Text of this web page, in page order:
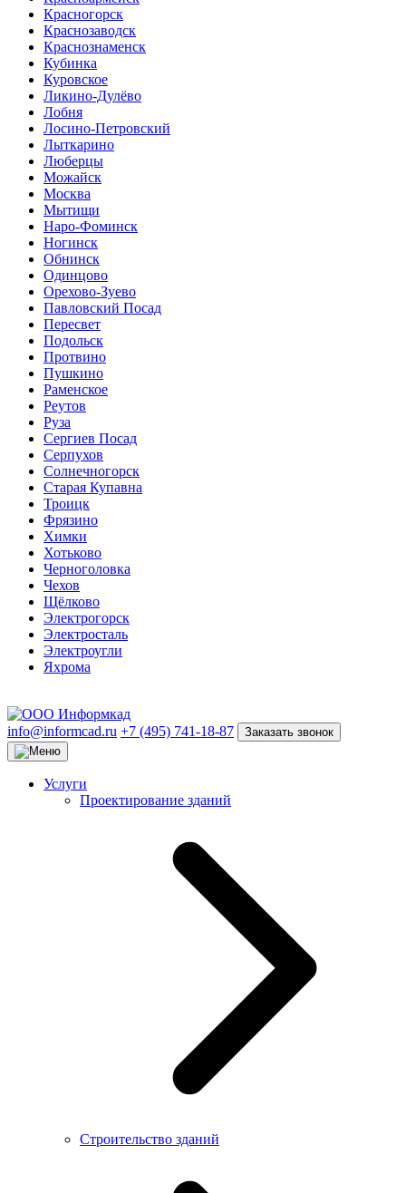
Красногорск
Краснозаводск
Краснознаменск
Кубинка
Куровское
Ликино-Дулёво
Лобня
Лосино-Петровский
Лыткарино
Люберцы
Можайск
Москва
Мытищи
Наро-Фоминск
Ногинск
Обнинск
Одинцово
Орехово-Зуево
Павловский Посад
Пересвет
Подольск
Протвино
Пушкино
Раменское
Реутов
Руза
Сергиев Посад
Серпухов
Солнечногорск
Старая Купавна
Троицк
Фрязино
Химки
Хотьково
Черноголовка
Чехов
Щёлково
Электрогорск
Электросталь
Электроугли
Яхрома
info@informcad.ru +7 (495) 741-18-87 Заказать звонок
Услуги
Проектирование зданий
Строительство зданий